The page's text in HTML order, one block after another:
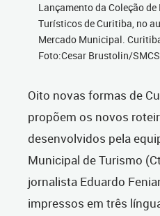
Lançamento da Coleção de
Turísticos de Curitiba, no
Mercado Municipal.
Foto:Cesar Brustolin/SMCS
Oito novas formas de
propõem os novos
desenvolvidos pela
Municipal de Turismo
jornalista Eduardo
impressos em três